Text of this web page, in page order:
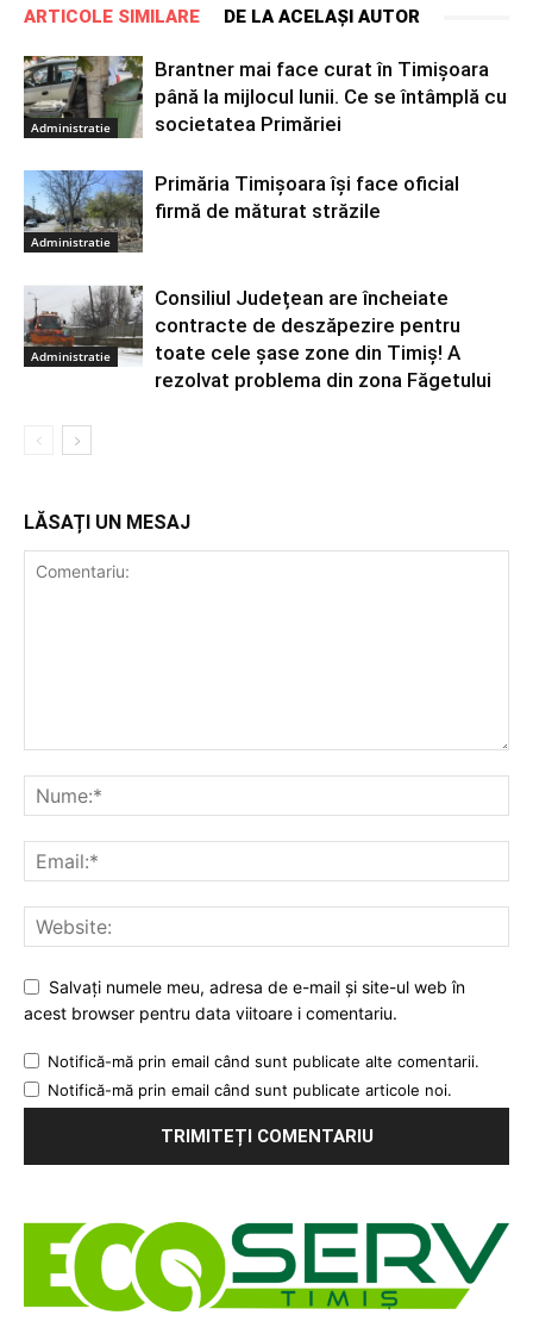
ARTICOLE SIMILARE DE LA ACELAȘI AUTOR
Administratie
Brantner mai face curat în Timișoara
până la mijlocul lunii. Ce se întâmplă cu
societatea Primăriei
Administratie
Primăria Timișoara își face oficial
firmă de măturat străzile
Administratie
Consiliul Județean are încheiate
contracte de deszăpezire pentru
toate cele șase zone din Timiș! A
rezolvat problema din zona Făgetului
LĂSAȚI UN MESAJ
Salvați numele meu, adresa de e-mail și site-ul web în
acest browser pentru data viitoare i comentariu.
Notifică-mă prin email când sunt publicate alte comentarii.
Notifică-mă prin email când sunt publicate articole noi.